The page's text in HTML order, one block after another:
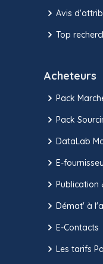
Avis
Top
Acheteurs
Pack
Pack
DataLab
E-
Publication
Démat' à
E-Contacts
Les tarifs